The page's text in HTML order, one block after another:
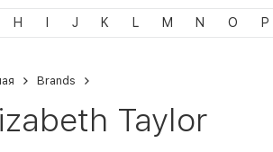
H J K L M N O P
Brands
Taylor